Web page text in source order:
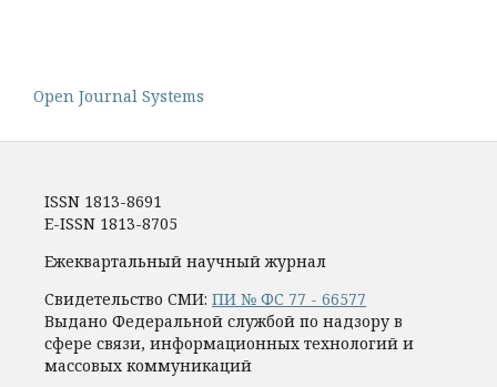
Open Journal Systems
ISSN 1813-8691
E-ISSN 1813-8705
Ежеквартальный научный журнал
Свидетельство СМИ: ПИ № ФС 77 - 66577
Выдано Федеральной службой по надзору в
сфере связи, информационных технологий и
массовых коммуникаций